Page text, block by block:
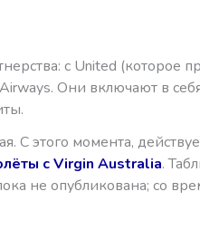
с United (которое
Они включают в
С этого момента,
с Virgin Australia.
не опубликована; со